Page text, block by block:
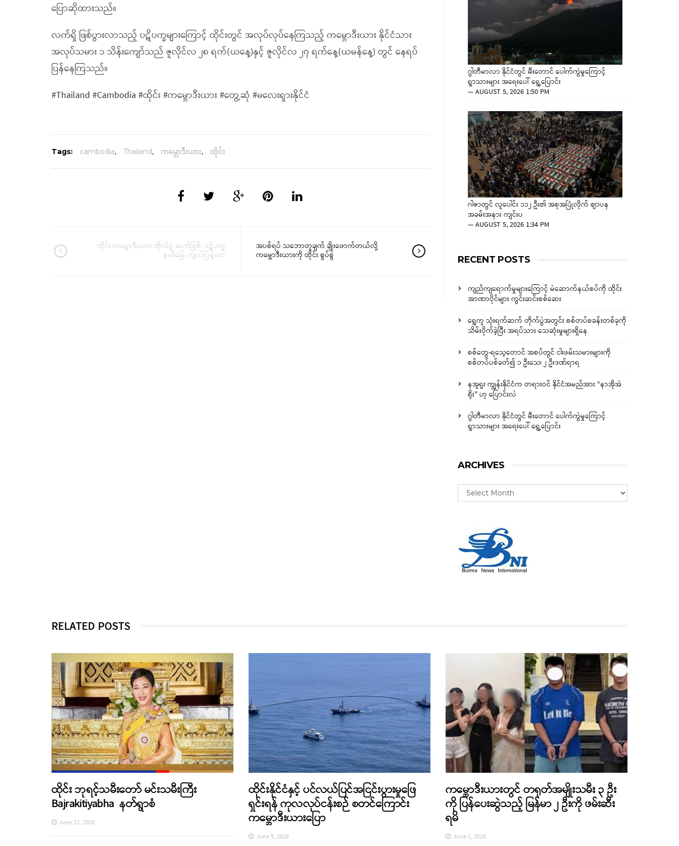
ပြောဆိုထားသည်။
လက်ရှိ ဖြစ်ပွားလာသည့် ပဋိပက္ခများကြောင့် ထိုင်းတွင် အလုပ်လုပ်နေကြသည့် ကမ္ဘောဒီးယား နိုင်ငံသား
အလုပ်သမား ၁ သိန်းကျော်သည် ဇူလိုင်လ ၂၈ ရက်(ယနေ့)နှင့် ဇူလိုင်လ ၂၇ ရက်နေ့(ယမန်နေ့) တွင် နေရပ်
ပြန်နေကြသည်။
#Thailand #Cambodia #ထိုင်း #ကမ္ဘောဒီးယား #တွေ့ဆုံ #မလေးရှားနိုင်ငံ
Tags: cambodia, Thailand, ကမ္ဘောဒီးယား, ထိုင်း
ထိုင်း-ကမ္ဘောဒီးယား တိုက်ပွဲ ဆက်ဖြစ်၊ ပဋိပက္ခ
နယ်မြေ ကျယ်ပြန့်လာ
အပစ်ရပ် သဘောတူချက် ချိုးဖောက်တယ်လို့
ကမ္ဘောဒီးယားကို ထိုင်း စွပ်စွဲ
ဂွါတီမာလာ နိုင်ငံတွင် မီးတောင် ပေါက်ကွဲမှုကြောင့်
ရွာသားများ အရေးပေါ် ရွှေ့ပြောင်း
—AUGUST 5, 2026 1:50 PM
ဂါဇာတွင် လူပေါင်း ၁၁၂ ဦး၏ အစုအပြုံလိုက် ဈာပန
အခမ်းအနား ကျင်းပ
—AUGUST 5, 2026 1:34 PM
RECENT POSTS
ကျည်ကျရောက်မှုများကြောင့် မဲဆောက်နယ်စပ်ကို ထိုင်း
အာဏာပိုင်များ ကွင်းဆင်းစစ်ဆေး
ရွှေကူ သုံးရက်ဆက် တိုက်ပွဲအတွင်း စစ်တပ်စခန်းတစ်ခုကို
သိမ်းပိုက်ခဲ့ပြီး အရပ်သား သေဆုံးမှုများရှိနေ
စစ်တွေ-ရသေ့တောင် အစပ်တွင် ငါးဖမ်းသမားများကို
စစ်တပ်ပစ်ခတ်၍ ၁ ဦးသေ၊ ၂ ဦးဒဏ်ရာရ
နအူရူး ကျွန်းနိုင်ငံက တရားဝင် နိုင်ငံအမည်အား “နာအိုအဲ
ရိုး” ဟု ပြောင်းလဲ
ဂွါတီမာလာ နိုင်ငံတွင် မီးတောင် ပေါက်ကွဲမှုကြောင့်
ရွာသားများ အရေးပေါ် ရွှေ့ပြောင်း
ARCHIVES
RELATED POSTS
ထိုင်း ဘုရင့်သမီးတော် မင်းသမီးကြီး
Bajrakitiyabha နတ်ရွာစံ
June 12, 2026
ထိုင်းနိုင်ငံနှင့် ပင်လယ်ပြင်အငြင်းပွားမှုဖြေ
ရှင်းရန် ကုလလုပ်ငန်းစဉ် စတင်ကြောင်း
ကမ္ဘောဒီးယားပြော
June 5, 2026
ကမ္ဘောဒီးယားတွင် တရုတ်အမျိုးသမီး ၃ ဦး
ကို ပြန်ပေးဆွဲသည့် မြန်မာ ၂ ဦးကို ဖမ်းဆီး
ရမိ
June 1, 2026